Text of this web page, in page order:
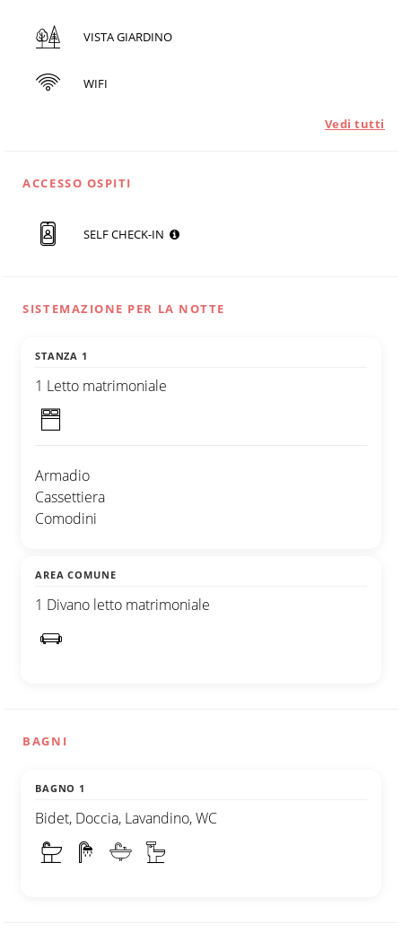
VISTA GIARDINO
WIFI
Vedi tutti
ACCESSO OSPITI
SELF CHECK-IN
SISTEMAZIONE PER LA NOTTE
STANZA 1
1 Letto matrimoniale
Armadio
Cassettiera
Comodini
AREA COMUNE
1 Divano letto matrimoniale
BAGNI
BAGNO 1
Bidet, Doccia, Lavandino, WC